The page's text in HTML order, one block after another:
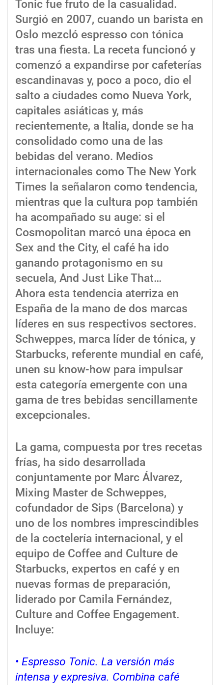
Tonic fue fruto de la casualidad.
Surgió en 2007, cuando un barista en
Oslo mezcló espresso con tónica
tras una fiesta. La receta funcionó y
comenzó a expandirse por cafeterías
escandinavas y, poco a poco, dio el
salto a ciudades como Nueva York,
capitales asiáticas y, más
recientemente, a Italia, donde se ha
consolidado como una de las
bebidas del verano. Medios
internacionales como The New York
Times la señalaron como tendencia,
mientras que la cultura pop también
ha acompañado su auge: si el
Cosmopolitan marcó una época en
Sex and the City, el café ha ido
ganando protagonismo en su
secuela, And Just Like That…
Ahora esta tendencia aterriza en
España de la mano de dos marcas
líderes en sus respectivos sectores.
Schweppes, marca líder de tónica, y
Starbucks, referente mundial en café,
unen su know-how para impulsar
esta categoría emergente con una
gama de tres bebidas sencillamente
excepcionales.
La gama, compuesta por tres recetas
frías, ha sido desarrollada
conjuntamente por Marc Álvarez,
Mixing Master de Schweppes,
cofundador de Sips (Barcelona) y
uno de los nombres imprescindibles
de la coctelería internacional, y el
equipo de Coffee and Culture de
Starbucks, expertos en café y en
nuevas formas de preparación,
liderado por Camila Fernández,
Culture and Coffee Engagement.
Incluye:
• Espresso Tonic. La versión más
intensa y expresiva. Combina café